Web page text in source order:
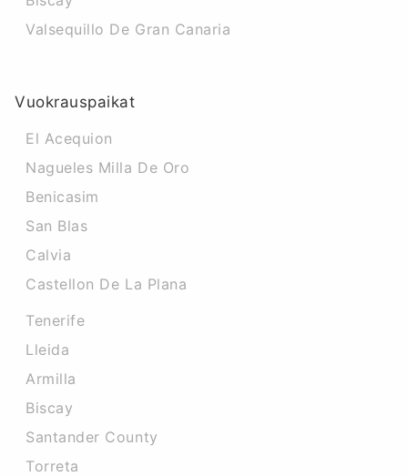
Valsequillo De Gran Canaria
Vuokrauspaikat
El Acequion
Nagueles Milla De Oro
Benicasim
San Blas
Calvia
Castellon De La Plana
Tenerife
Lleida
Armilla
Biscay
Santander County
Torreta